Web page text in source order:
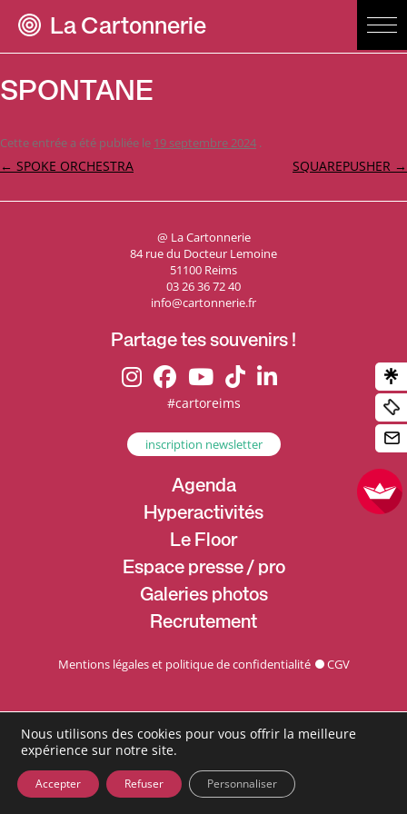
La Cartonnerie
SPONTANE
Cette entrée a été publiée le 19 septembre 2024 .
Navigation
← SPOKE ORCHESTRA SQUAREPUSHER →
@ La Cartonnerie
84 rue du Docteur Lemoine
51100 Reims
03 26 36 72 40
info@cartonnerie.fr
Partage tes souvenirs !
#cartoreims
inscription newsletter
Agenda
Hyperactivités
Le Floor
Espace presse / pro
Galeries photos
Recrutement
Mentions légales et politique de confidentialité CGV
Nous utilisons des cookies pour vous offrir la meilleure
expérience sur notre site.
Accepter Refuser Personnaliser